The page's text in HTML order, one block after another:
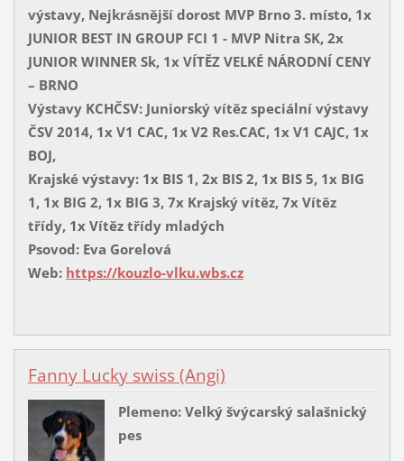
výstavy, Nejkrásnější dorost MVP Brno 3. místo, 1x
JUNIOR BEST IN GROUP FCI 1 - MVP Nitra SK, 2x
JUNIOR WINNER Sk, 1x VÍTĚZ VELKÉ NÁRODNÍ CENY
– BRNO
Výstavy KCHČSV: Juniorský vítěz speciální výstavy
ČSV 2014, 1x V1 CAC, 1x V2 Res.CAC, 1x V1 CAJC, 1x
BOJ,
Krajské výstavy: 1x BIS 1, 2x BIS 2, 1x BIS 5, 1x BIG
1, 1x BIG 2, 1x BIG 3, 7x Krajský vítěz, 7x Vítěz
třídy, 1x Vítěz třídy mladých
Psovod: Eva Gorelová
Web: https://kouzlo-vlku.wbs.cz
Fanny Lucky swiss (Angi)
Plemeno: Velký švýcarský salašnický
pes